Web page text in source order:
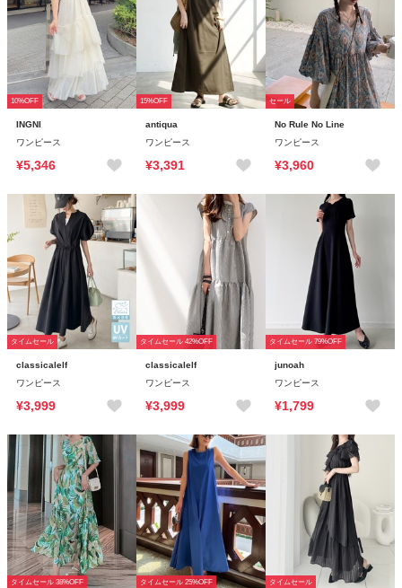
10%OFF
INGNI
ワンピース
¥5,346
15%OFF
antiqua
ワンピース
¥3,391
セール
No Rule No Line
ワンピース
¥3,960
タイムセール
classicalelf
ワンピース
¥3,999
タイムセール 42%OFF
classicalelf
ワンピース
¥3,999
タイムセール 79%OFF
junoah
ワンピース
¥1,799
タイムセール 38%OFF タイムセール 25%OFF タイムセール